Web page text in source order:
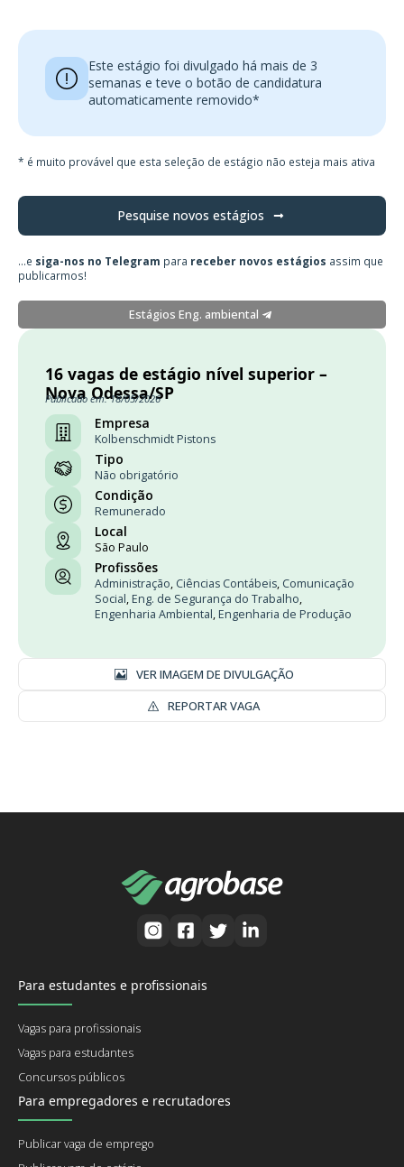
Este estágio foi divulgado há mais de 3
semanas e teve o botão de candidatura
automaticamente removido*
* é muito provável que esta seleção de estágio não esteja mais ativa
Pesquise novos estágios
...e siga-nos no Telegram para receber novos estágios assim que
publicarmos!
Estágios Eng. ambiental
16 vagas de estágio nível superior –
Nova Odessa/SP
Publicado em: 18/05/2026
Empresa
Kolbenschmidt Pistons
Tipo
Não obrigatório
Condição
Remunerado
Local
São Paulo
Profissões
Administração, Ciências Contábeis, Comunicação
Social, Eng. de Segurança do Trabalho,
Engenharia Ambiental, Engenharia de Produção
VER IMAGEM DE DIVULGAÇÃO
REPORTAR VAGA
Para estudantes e profissionais
Vagas para profissionais
Vagas para estudantes
Concursos públicos
Para empregadores e recrutadores
Publicar vaga de emprego